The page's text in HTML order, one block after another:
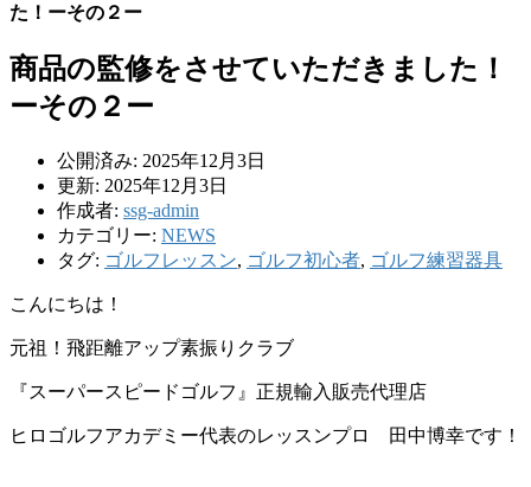
た！ーその２ー
商品の監修をさせていただきました！
ーその２ー
公開済み: 2025年12月3日
更新: 2025年12月3日
作成者: ssg-admin
カテゴリー: NEWS
タグ: ゴルフレッスン, ゴルフ初心者, ゴルフ練習器具
こんにちは！
元祖！飛距離アップ素振りクラブ
『スーパースピードゴルフ』正規輸入販売代理店
ヒロゴルフアカデミー代表のレッスンプロ 田中博幸です！